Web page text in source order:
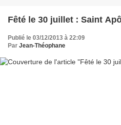
Fêté le 30 juillet : Saint
Publié le 03/12/2013 à 22:09
Par Jean-Théophane